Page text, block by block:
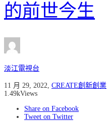
的前世今生
淡江電視台
11 月 29, 2022 CREATE創新創業
1.49kViews
Share on Facebook
Tweet on Twitter